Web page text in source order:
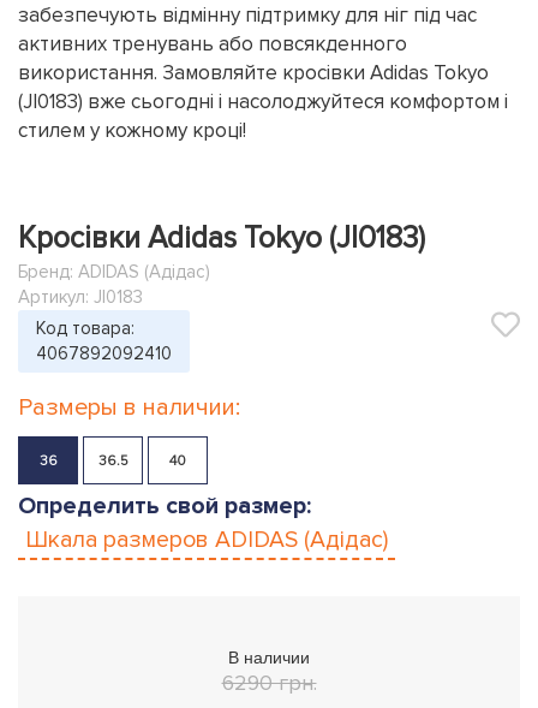
забезпечують відмінну підтримку для ніг під час
активних тренувань або повсякденного
використання. Замовляйте кросівки Adidas Tokyo
(JI0183) вже сьогодні і насолоджуйтеся комфортом і
стилем у кожному кроці!
Кросівки Adidas Tokyo (JI0183)
Бренд: ADIDAS (Адідас)
Артикул: JI0183
Код товара:
4067892092410
Размеры в наличии:
36 36.5 40
Определить свой размер:
Шкала размеров ADIDAS (Адідас)
В наличии
6290 грн.